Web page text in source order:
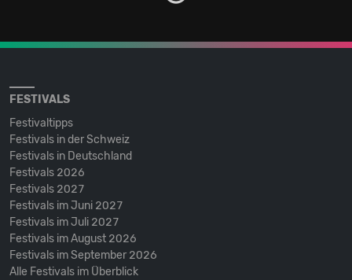
FESTIVALS
Festivaltipps
Festivals in der Schweiz
Festivals in Deutschland
Festivals 2026
Festivals 2027
Festivals im Juni 2027
Festivals im Juli 2027
Festivals im August 2026
Festivals im September 2026
Alle Festivals im Überblick